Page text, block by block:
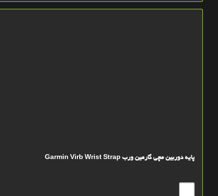
پایه دوربین مچی گارمین ورب Garmin Virb Wrist Strap